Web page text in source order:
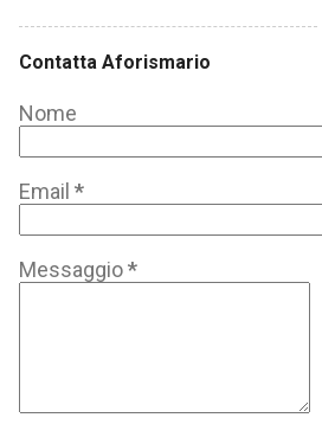
Contatta Aforismario
Nome
Email *
Messaggio*